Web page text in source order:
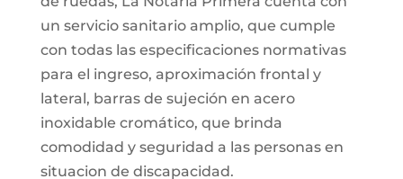
un servicio sanitario amplio, que cumple
con todas las especificaciones normativas
para el ingreso, aproximación frontal y
lateral, barras de sujeción en acero
inoxidable cromático, que brinda
comodidad y seguridad a las personas en
situacion de discapacidad.